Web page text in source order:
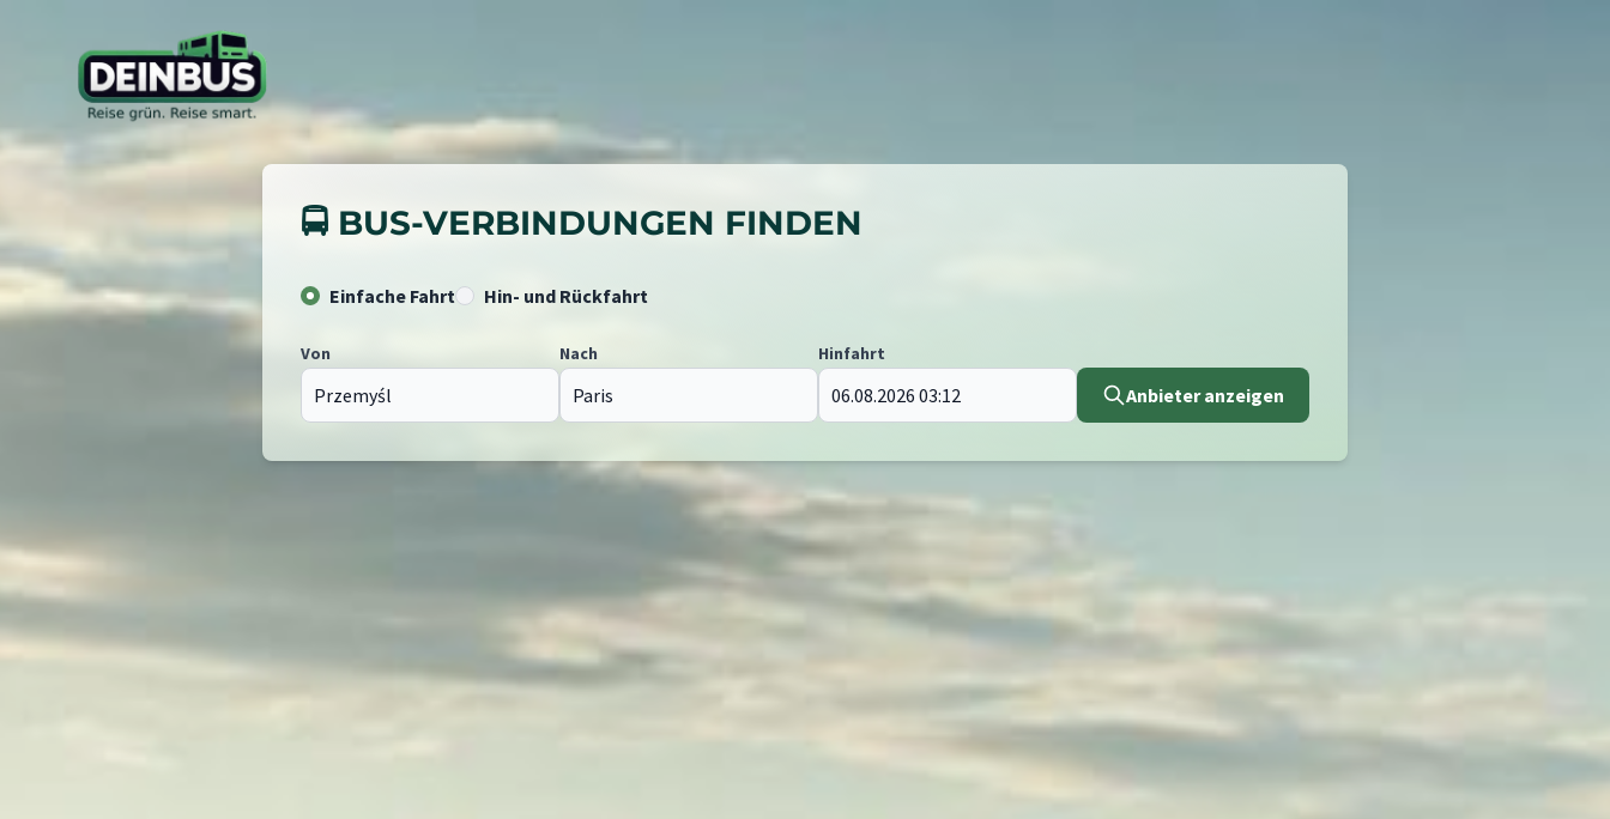
🚍 BUS-VERBINDUNGEN FINDEN
Einfache Fahrt Hin- und Rückfahrt
Von Nach Hinfahrt
Anbieter anzeigen